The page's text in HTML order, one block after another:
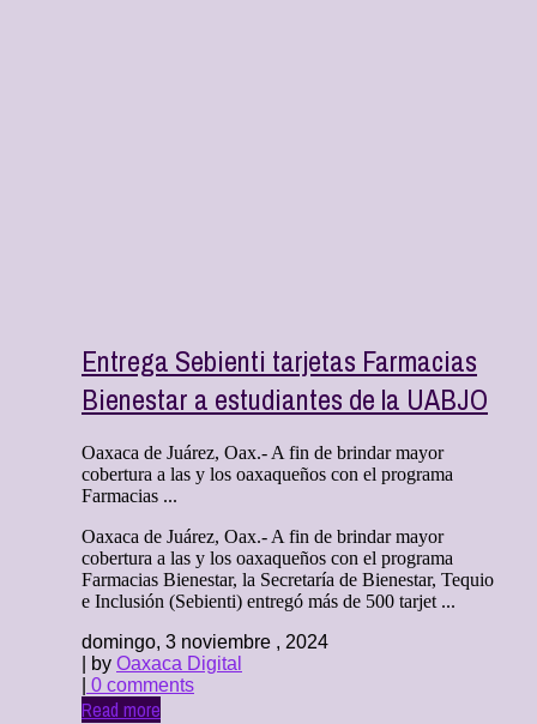
Entrega Sebienti tarjetas Farmacias
Bienestar a estudiantes de la UABJO
Oaxaca de Juárez, Oax.- A fin de brindar mayor
cobertura a las y los oaxaqueños con el programa
Farmacias ...
Oaxaca de Juárez, Oax.- A fin de brindar mayor
cobertura a las y los oaxaqueños con el programa
Farmacias Bienestar, la Secretaría de Bienestar, Tequio
e Inclusión (Sebienti) entregó más de 500 tarjet ...
domingo, 3 noviembre , 2024
| by Oaxaca Digital
0 comments
Read more